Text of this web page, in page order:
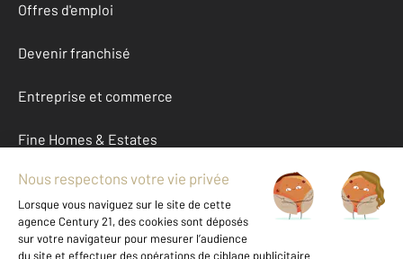
Offres d'emploi
Devenir franchisé
Entreprise et commerce
Fine Homes & Estates
À propos
International